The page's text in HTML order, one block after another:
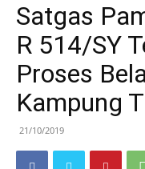
Satgas
R 514/SY
Proses
Kampung
21/10/2019